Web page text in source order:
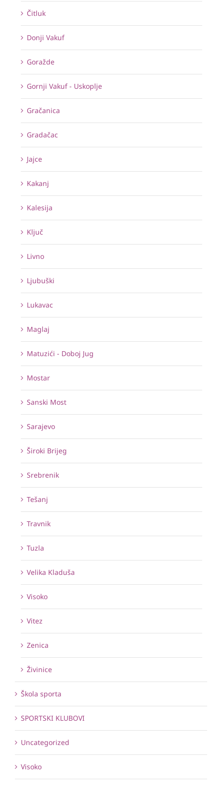
Čitluk
Donji Vakuf
Goražde
Gornji Vakuf - Uskoplje
Gračanica
Gradačac
Jajce
Kakanj
Kalesija
Ključ
Livno
Ljubuški
Lukavac
Maglaj
Matuzići - Doboj Jug
Mostar
Sanski Most
Sarajevo
Široki Brijeg
Srebrenik
Tešanj
Travnik
Tuzla
Velika Kladuša
Visoko
Vitez
Zenica
Živinice
Škola sporta
SPORTSKI KLUBOVI
Uncategorized
Visoko